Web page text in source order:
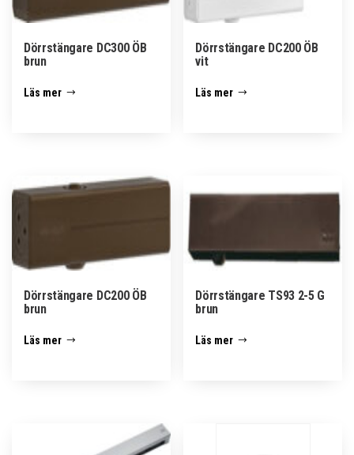
Dörrstängare DC300 ÖB
brun
Läs mer
Dörrstängare DC200 ÖB
vit
Läs mer
Dörrstängare DC200 ÖB
brun
Läs mer
Dörrstängare TS93 2-5 G
brun
Läs mer